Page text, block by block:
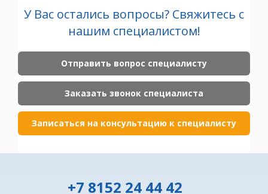
У Вас остались вопросы? Свяжитесь с
нашим специалистом!
Отправить вопрос специалисту
Заказать звонок специалиста
Записаться на консультацию к специалисту
+7 8152 24 44 42